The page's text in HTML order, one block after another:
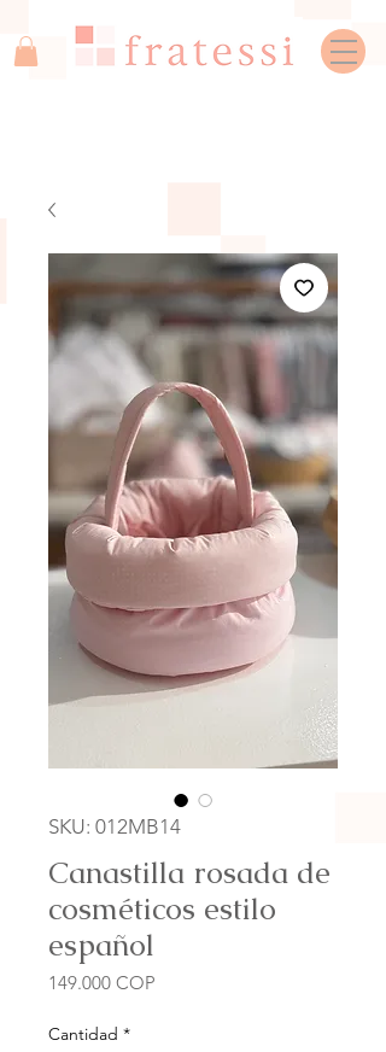
SKU: 012MB14
Canastilla rosada de
cosméticos estilo
español
149.000 COP
Cantidad *